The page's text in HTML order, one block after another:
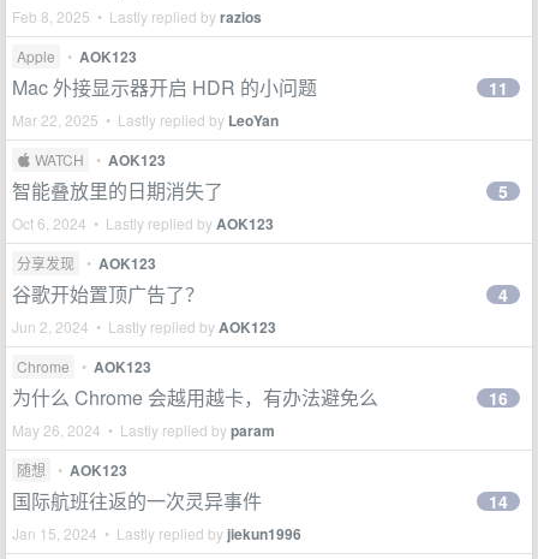
Feb 8, 2025 • Lastly replied byrazios
Apple • AOK123
Mac 外接显示器开启 HDR 的小问题
Mar 22, 2025 • Lastly replied by LeoYan
11
 WATCH • AOK123
智能叠放里的日期消失了
Oct 6, 2024 • Lastly replied byAOK123
5
分享发现 • AOK123
谷歌开始置顶广告了？
Jun 2, 2024 • Lastly replied byAOK123
4
Chrome • AOK123
为什么 Chrome 会越用越卡，有办法避免么
May 26, 2024 • Lastly replied byparam
16
随想 • AOK123
国际航班往返的一次灵异事件
Jan 15, 2024 • Lastly replied by jiekun1996
14